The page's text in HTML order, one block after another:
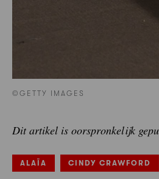
©GETTY IMAGES
Dit artikel is oorspronkelijk
ALAÏA CINDY CRAWFORD